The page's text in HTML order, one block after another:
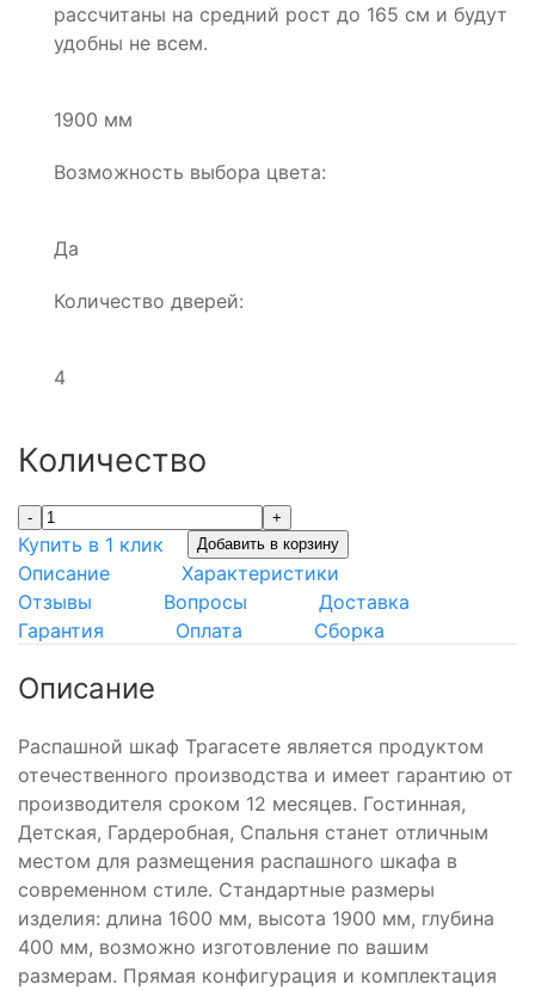
рассчитаны на средний рост до 165 см и будут
удобны не всем.
1900 мм
Возможность выбора цвета:
Да
Количество дверей:
4
Количество
- +
Купить в 1 клик Добавить в корзину
Описание
Характеристики
Отзывы
Вопросы
Доставка
Гарантия
Оплата Сборка
Описание
Распашной шкаф Трагасете является продуктом
отечественного производства и имеет гарантию от
производителя сроком 12 месяцев. Гостинная,
Детская, Гардеробная, Спальня станет отличным
местом для размещения распашного шкафа в
современном стиле. Стандартные размеры
изделия: длина 1600 мм, высота 1900 мм, глубина
400 мм, возможно изготовление по вашим
размерам. Прямая конфигурация и комплектация